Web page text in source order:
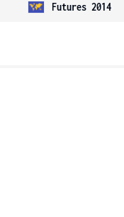
Futures 2014